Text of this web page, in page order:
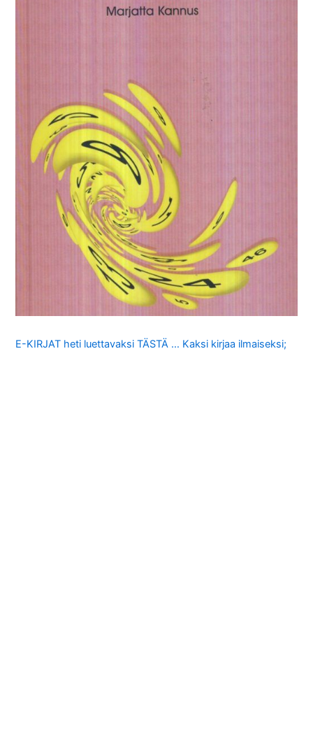
E-KIRJAT heti luettavaksi TÄSTÄ … Kaksi kirjaa ilmaiseksi;